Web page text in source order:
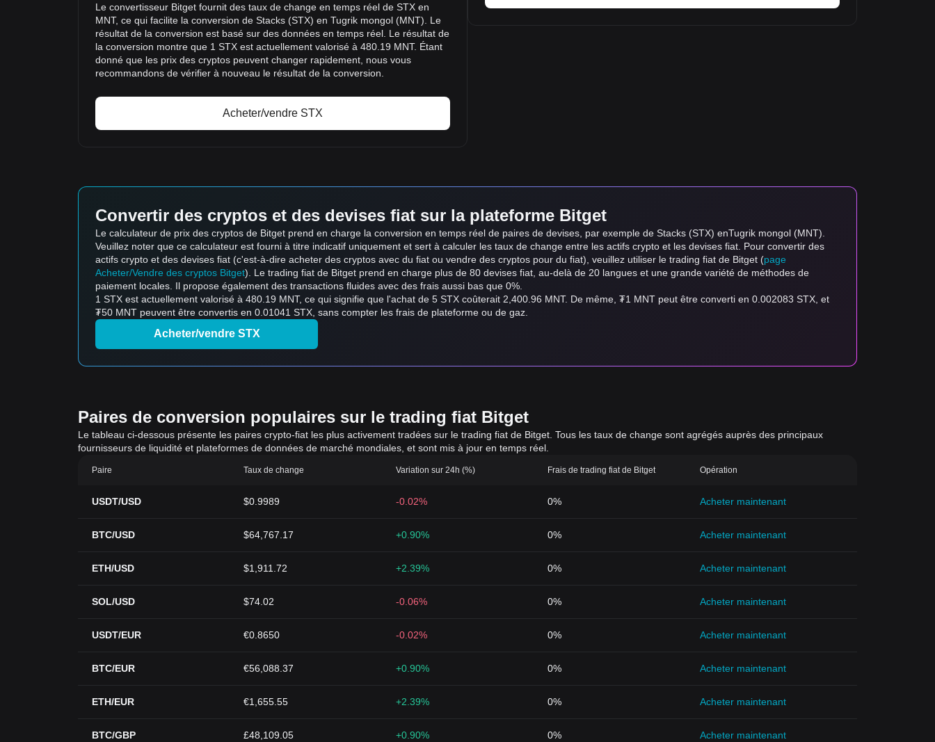
Le convertisseur Bitget fournit des taux de change en temps réel de STX en
MNT, ce qui facilite la conversion de Stacks (STX) en Tugrik mongol (MNT). Le
résultat de la conversion est basé sur des données en temps réel. Le résultat de
la conversion montre que 1 STX est actuellement valorisé à 480.19 MNT. Étant
donné que les prix des cryptos peuvent changer rapidement, nous vous
recommandons de vérifier à nouveau le résultat de la conversion.
Acheter/vendre STX
Convertir des cryptos et des devises fiat sur la plateforme Bitget
Le calculateur de prix des cryptos de Bitget prend en charge la conversion en temps réel de paires de devises, par exemple de Stacks (STX) enTugrik mongol (MNT).
Veuillez noter que ce calculateur est fourni à titre indicatif uniquement et sert à calculer les taux de change entre les actifs crypto et les devises fiat. Pour convertir des
actifs crypto et des devises fiat (c'est-à-dire acheter des cryptos avec du fiat ou vendre des cryptos pour du fiat), veuillez utiliser le trading fiat de Bitget (page
Acheter/Vendre des cryptos Bitget). Le trading fiat de Bitget prend en charge plus de 80 devises fiat, au-delà de 20 langues et une grande variété de méthodes de
paiement locales. Il propose également des transactions fluides avec des frais aussi bas que 0%.
1 STX est actuellement valorisé à 480.19 MNT, ce qui signifie que l'achat de 5 STX coûterait 2,400.96 MNT. De même, ₮1 MNT peut être converti en 0.002083 STX, et
₮50 MNT peuvent être convertis en 0.01041 STX, sans compter les frais de plateforme ou de gaz.
Acheter/vendre STX
Paires de conversion populaires sur le trading fiat Bitget
Le tableau ci-dessous présente les paires crypto-fiat les plus activement tradées sur le trading fiat de Bitget. Tous les taux de change sont agrégés auprès des principaux
fournisseurs de liquidité et plateformes de données de marché mondiales, et sont mis à jour en temps réel.
Paire Taux de change Variation sur 24h (%) Frais de trading fiat de Bitget Opération
USDT/USD $0.9989 -0.02% 0% Acheter maintenant
BTC/USD $64,767.17 +0.90% 0% Acheter maintenant
ETH/USD $1,911.72 +2.39% 0% Acheter maintenant
SOL/USD $74.02 -0.06% 0% Acheter maintenant
USDT/EUR €0.8650 -0.02% 0% Acheter maintenant
BTC/EUR €56,088.37 +0.90% 0% Acheter maintenant
ETH/EUR €1,655.55 +2.39% 0% Acheter maintenant
BTC/GBP £48,109.05 +0.90% 0% Acheter maintenant